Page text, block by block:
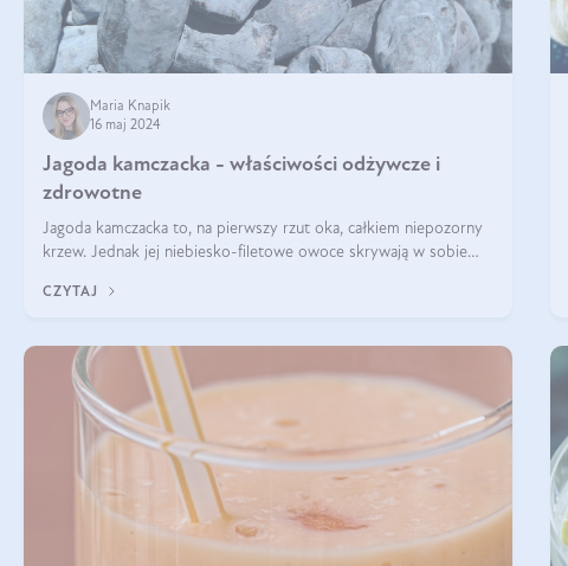
Maria Knapik
16 maj 2024
Jagoda kamczacka - właściwości odżywcze i
zdrowotne
Jagoda kamczacka to, na pierwszy rzut oka, całkiem niepozorny
krzew. Jednak jej niebiesko-filetowe owoce skrywają w sobie
w tym wpisie!
CZYTAJ